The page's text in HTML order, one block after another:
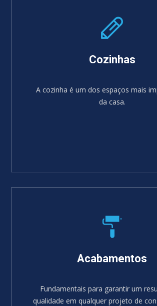
Cozinhas
A cozinha é um dos espaços mais
da casa.
Acabamentos
Fundamentais para garantir um
qualidade em qualquer projeto de
SABER MAIS